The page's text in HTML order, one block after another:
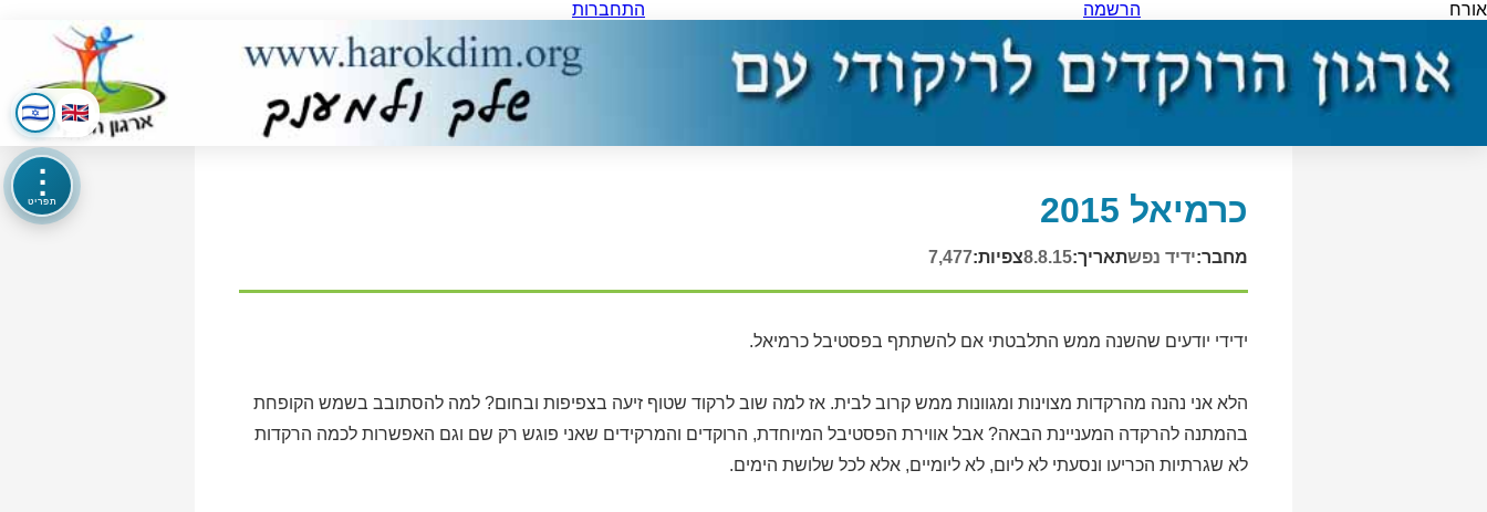
אורח הרשמה התחברות
⋮
תפריט כרמיאל 2015
מחבר:ידיד נפשתאריך:8.8.15צפיות:7,477
ידידי יודעים שהשנה ממש התלבטתי אם להשתתף בפסטיבל כרמיאל.
הלא אני נהנה מהרקדות מצוינות ומגוונות ממש קרוב לבית. אז למה שוב לרקוד שטוף זיעה בצפיפות ובחום? למה להסתובב בשמש הקופחת
בהמתנה להרקדה המעניינת הבאה? אבל אווירת הפסטיבל המיוחדת, הרוקדים והמרקידים שאני פוגש רק שם וגם האפשרות לכמה הרקדות
לא שגרתיות הכריעו ונסעתי לא ליום, לא ליומיים, אלא לכל שלושת הימים.